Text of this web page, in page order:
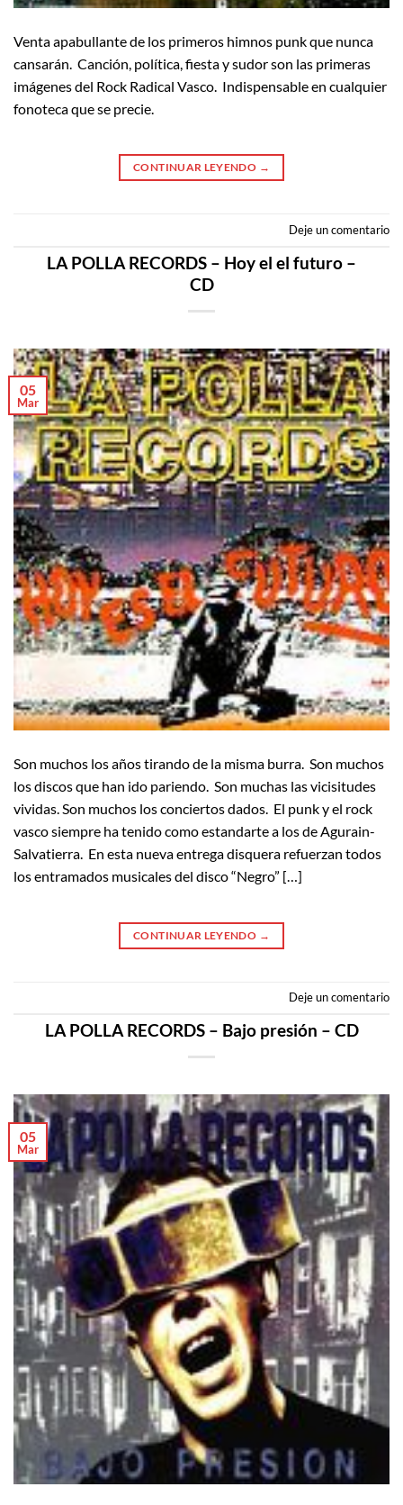
Venta apabullante de los primeros himnos punk que nunca
cansarán. Canción, política, fiesta y sudor son las primeras
imágenes del Rock Radical Vasco. Indispensable en cualquier
fonoteca que se precie.
CONTINUAR LEYENDO →
Deje un comentario
LA POLLA RECORDS – Hoy el el futuro –
CD
05
Mar
Son muchos los años tirando de la misma burra. Son muchos
los discos que han ido pariendo. Son muchas las vicisitudes
vividas. Son muchos los conciertos dados. El punk y el rock
vasco siempre ha tenido como estandarte a los de Agurain-
Salvatierra. En esta nueva entrega disquera refuerzan todos
los entramados musicales del disco “Negro” […]
CONTINUAR LEYENDO →
Deje un comentario
LA POLLA RECORDS – Bajo presión – CD
05
Mar